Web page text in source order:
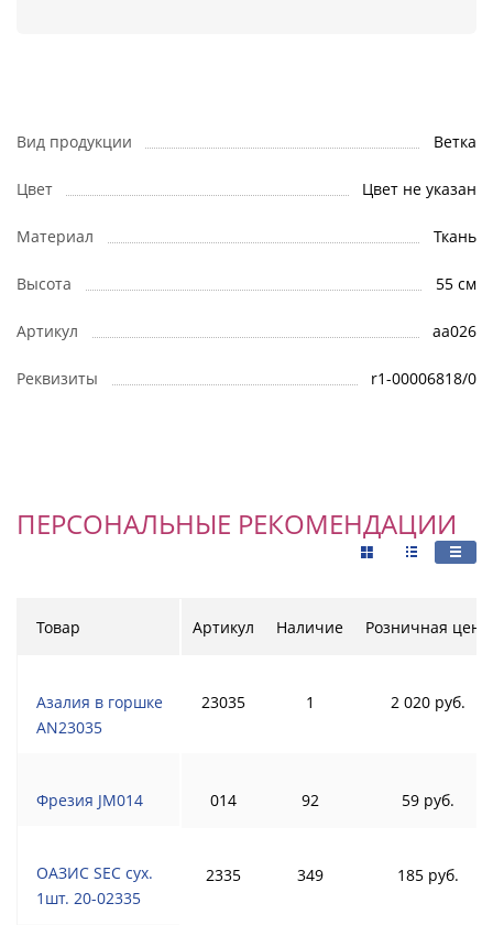
Вид продукции Ветка
Цвет Цвет не указан
Материал Ткань
Высота 55 см
Артикул aa026
Реквизиты r1-00006818/0
ПЕРСОНАЛЬНЫЕ РЕКОМЕНДАЦИИ
Товар
Азалия в горшке
AN23035
Фрезия JM014
ОАЗИС SEC сух.
1шт. 20-02335
Артикул Наличие Розничная цена
23035 1 2 020 руб.
014 92 59 руб.
2335 349 185 руб.